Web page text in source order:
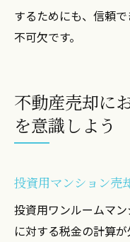
するためにも、信頼
不可欠です。
不動産売却に
を意識しよう
投資用マンション売
投資用ワンルームマ
に対する税金の計算